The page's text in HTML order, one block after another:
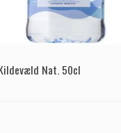
Nat. 50cl